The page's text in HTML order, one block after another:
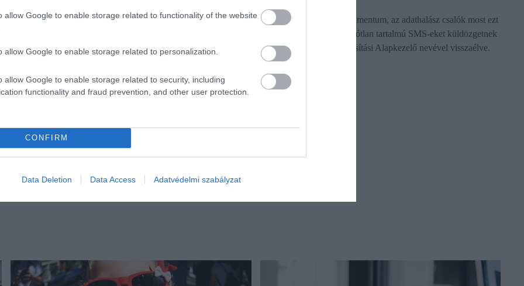
allow Google to enable storage related to functionality of the website
allow Google to enable storage related to personalization.
allow Google to enable storage related to security, including
functionality and fraud prevention, and other user protection.
CONFIRM
Data Deletion Data Access Adatvédelmi szabályzat
A csalók egyre kifinomultabb módszereket alkalmaznak a banki
veszélyre figyelmeztet, ami túlmutat a primitív telefonos
A TAJ-kártya fontos dokumentum, az adathalász csalók most ezt
próbálják kihasználni. Valótlan tartalmú SMS-eket küldözgetnek
a Nemzeti Egészségbiztosítási Alapkezelő nevével visszaélve.
Mutatjuk, mi…